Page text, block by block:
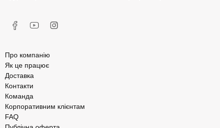
Про компанію
Як це працює
Доставка
Контакти
Команда
Корпоративним клієнтам
FAQ